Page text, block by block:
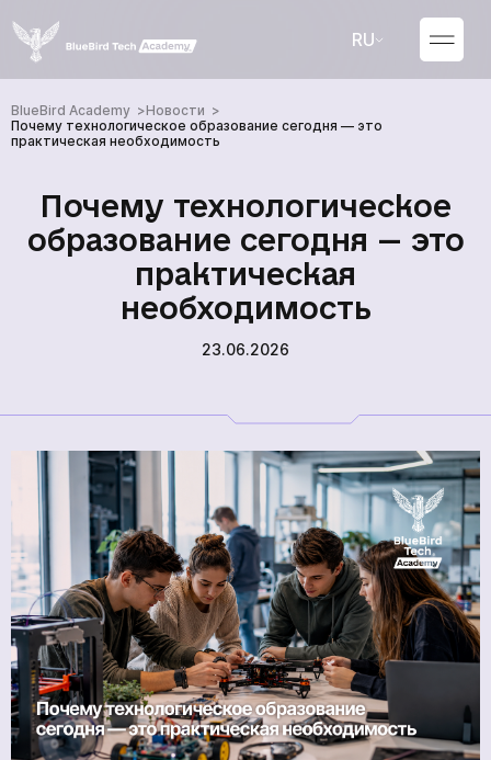
RU
UA
Курсы
Новости
О нас
Контакты
BlueBird Tech
BlueBird Academy
Новости
Почему технологическое образование сегодня — это
практическая необходимость
Почему технологическое
образование сегодня — это
практическая
необходимость
23.06.2026